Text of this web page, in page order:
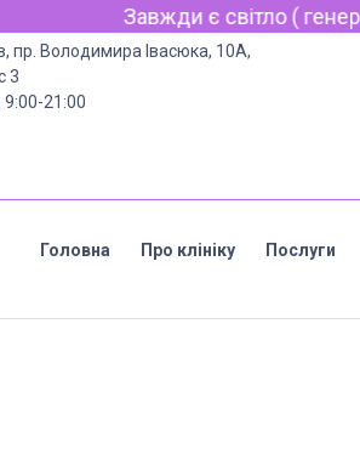
Завжди є світло (
пр. Володимира Івасюка, 10А,
3
21:00
Головна Про клініку Послуги